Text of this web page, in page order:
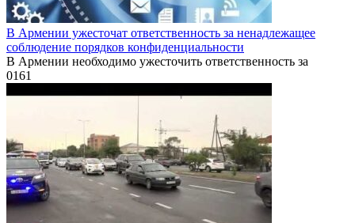
В Армении ужесточат ответственность за ненадлежащее
соблюдение порядков конфиденциальности
В Армении необходимо ужесточить ответственность за
0161